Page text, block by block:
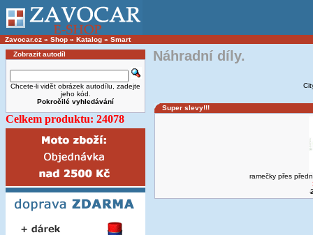
Zavocar.cz » Shop » Katalog » Smart
Zobrazit autodíl
Chcete-li vidět obrázek autodílu, zadejte
jeho kód.
Pokročilé vyhledávání
Celkem produktu: 24078
Náhradní díly.
Super slevy!!!
ramečky přes